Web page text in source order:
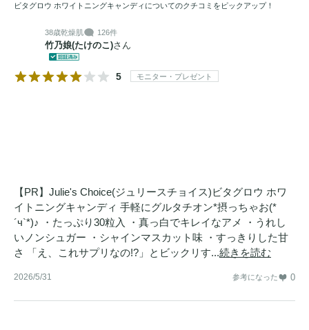
ビタグロウ ホワイトニングキャンディについてのクチコミをピックアップ！
38歳乾燥肌 126件
竹乃娘(たけのこ)さん
5 モニター・プレゼント
【PR】Julie's Choice(ジュリースチョイス)ビタグロウ ホワ
イトニングキャンディ 手軽にグルタチオン*摂っちゃお(*
´ч`*)♪ ・たっぷり30粒入 ・真っ白でキレイなアメ ・うれし
いノンシュガー ・シャインマスカット味 ・すっきりした甘
さ 「え、これサプリなの!?」とビックリす...続きを読む
2026/5/31 参考になった 0